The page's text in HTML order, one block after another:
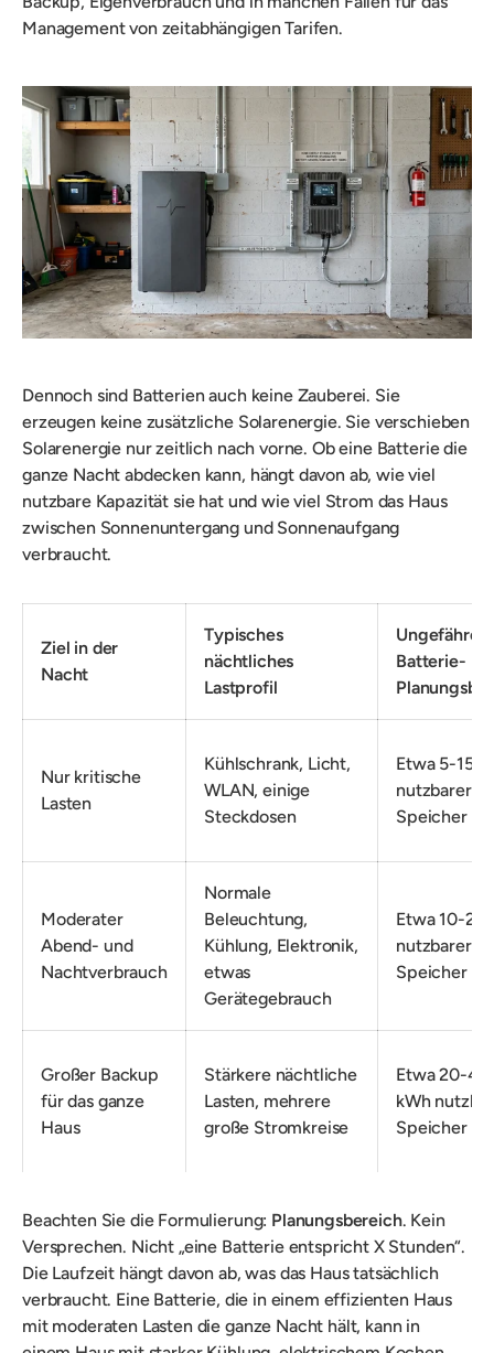
Management von zeitabhängigen Tarifen.
Dennoch sind Batterien auch keine Zauberei. Sie
erzeugen keine zusätzliche Solarenergie. Sie verschieben
Solarenergie nur zeitlich nach vorne. Ob eine Batterie die
ganze Nacht abdecken kann, hängt davon ab, wie viel
nutzbare Kapazität sie hat und wie viel Strom das Haus
zwischen Sonnenuntergang und Sonnenaufgang
verbraucht.
Ziel in der
Nacht
Typisches
nächtliches
Lastprofil
Ungefähre
Batterie-
Nur kritische
Lasten
Kühlschrank, Licht,
WLAN, einige
Steckdosen
Etwa 5-15
nutzbarer
Speicher
Moderater
Abend- und
Nachtverbrauch
Normale
Beleuchtung,
Kühlung, Elektronik,
etwas
Gerätegebrauch
Etwa 10-25
nutzbarer
Speicher
Großer Backup
für das ganze
Haus
Stärkere nächtliche
Lasten, mehrere
große Stromkreise
Etwa 20-
kWh
Speicher
Beachten Sie die Formulierung: Planungsbereich. Kein
Versprechen. Nicht „eine Batterie entspricht X Stunden“.
Die Laufzeit hängt davon ab, was das Haus tatsächlich
verbraucht. Eine Batterie, die in einem effizienten Haus
mit moderaten Lasten die ganze Nacht hält, kann in